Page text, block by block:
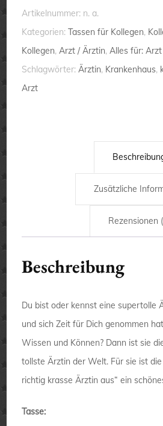
krasse
Ärztin
aus
-
Tasse
Artikelnummer: n. a.
Kategorien:Tassen für Kollegen,
Kollegen,Arzt / Ärztin,Alles für:
Schlagwörter:Ärztin, Krankenhaus,
Arzt
Zusätzliche
Rezensionen
Beschreibung
Du bist oder kennst eine supertolle
und sich Zeit für Dich genommen
Wissen und Können? Dann ist sie
tollste Ärztin der Welt. Für sie ist die
richtig krasse Ärztin aus“ ein
Tasse: